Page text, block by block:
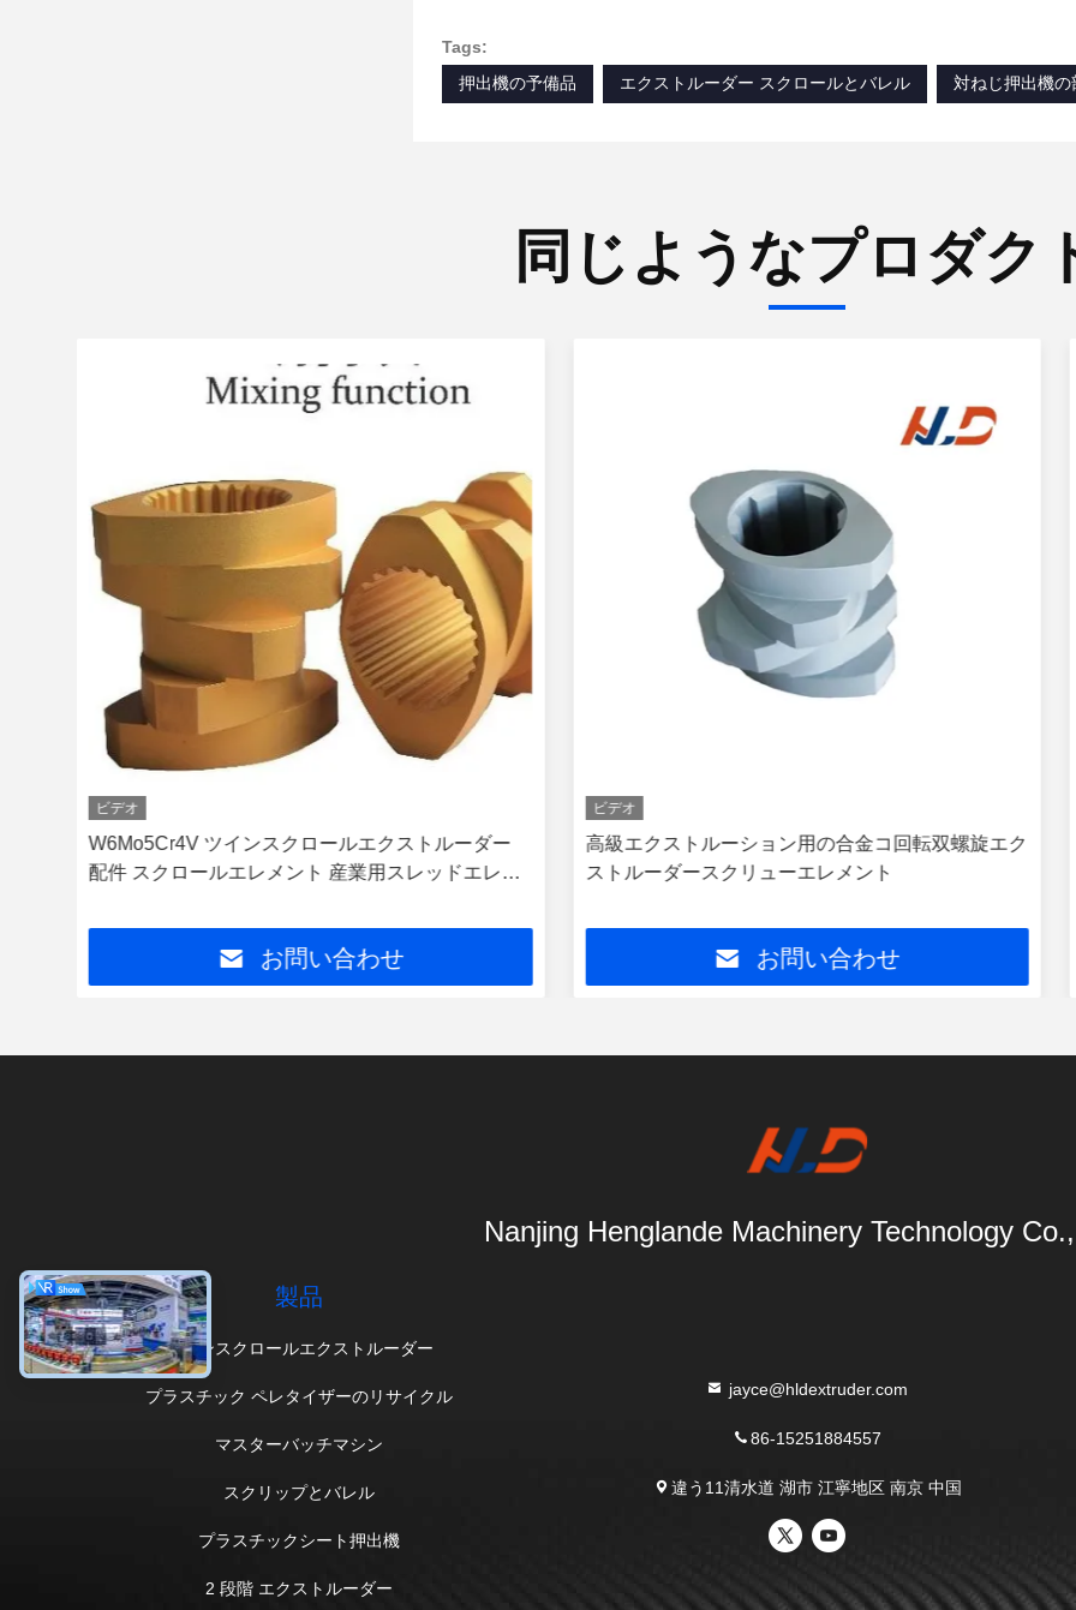
Tags:
押出機の予備品
エクストルーダー スクロールとバレル 対ねじ押出機の
同じようなプロダク
ビデオ
W6Mo5Cr4V ツインスクロールエクストルーダー
配件 スクロールエレメント 産業用スレッドエレメ
お問い合わせ
ビデオ
高級エクストルーション用の合金コ回転双螺旋エク
ストルーダースクリューエレメント
お問い合わせ
Nanjing Henglande Machinery Technology
製品
ツインスクロールエクストルーダー
プラスチック ペレタイザーのリサイクル
マスターバッチマシン
スクリップとバレル
プラスチックシート押出機
2 段階 エクストルーダー
jayce@hldextruder.com
86-15251884557
違う11清水道 湖市 江寧地区 南京 中国